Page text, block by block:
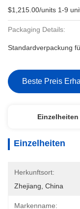
$1,215.00/units 1-9
Packaging Details:
Standardverpackung
Beste Preis
Einzelheiten
Einzelheiten
Herkunftsort:
Zhejiang, China
Markenname: